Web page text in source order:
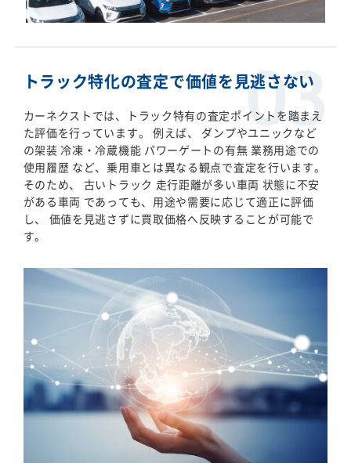
トラック特化の査定で価値を見逃さない
カーネクストでは、トラック特有の査定ポイントを踏まえ
た評価を行っています。 例えば、 ダンプやユニックなど
の架装 冷凍・冷蔵機能 パワーゲートの有無 業務用途での
使用履歴 など、乗用車とは異なる観点で査定を行います。
そのため、 古いトラック 走行距離が多い車両 状態に不安
がある車両 であっても、用途や需要に応じて適正に評価
し、 価値を見逃さずに買取価格へ反映することが可能で
す。